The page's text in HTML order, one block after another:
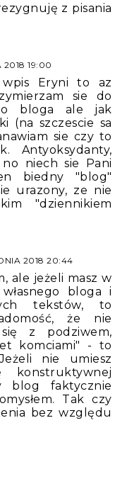
z pisania
2018 19:00
wpis Eryni to az
sie do
bloga ale jak
(na szczescie sa
sie czy to
Antyoksydanty,
niech sie Pani
biedny "blog"
urazony, ze nie
"dziennikiem
2018 20:44
ale jeżeli masz w
bloga i
tekstów, to
że nie
z podziwem,
komciami" - to
nie umiesz
blog faktycznie
Tak czy
bez względu